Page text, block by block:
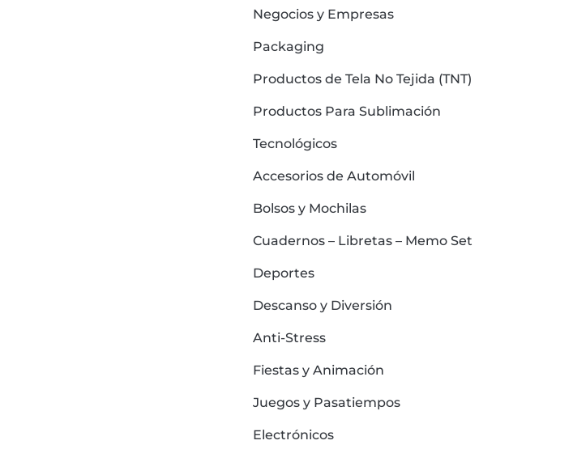
Negocios y Empresas
Packaging
Productos de Tela No Tejida (TNT)
Productos Para Sublimación
Tecnológicos
Accesorios de Automóvil
Bolsos y Mochilas
Cuadernos – Libretas – Memo Set
Deportes
Descanso y Diversión
Anti-Stress
Fiestas y Animación
Juegos y Pasatiempos
Electrónicos